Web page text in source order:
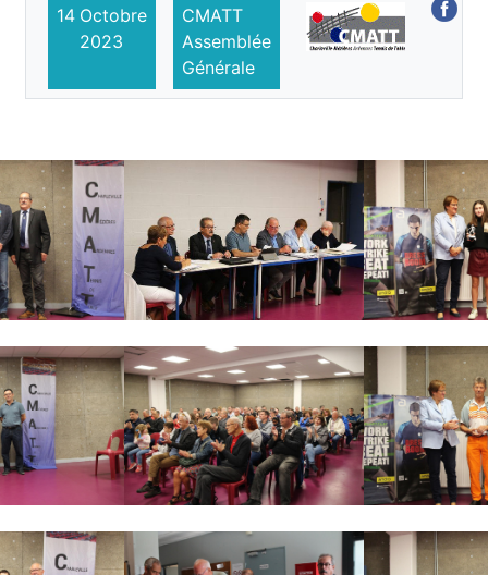
14 Octobre
2023
CMATT
Assemblée
Générale